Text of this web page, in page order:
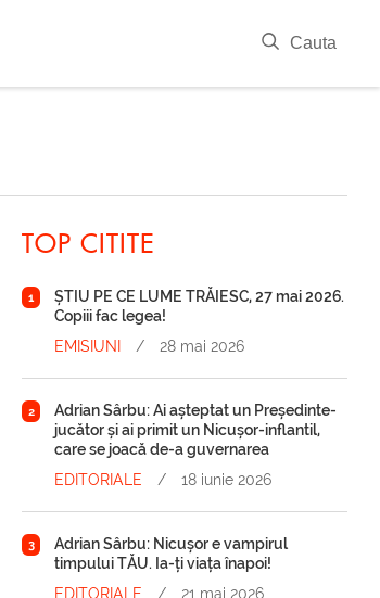
Cauta
TOP CITITE
1
ȘTIU PE CE LUME TRĂIESC, 27 mai 2026.
Copiii fac legea!
EMISIUNI
/ 28 mai 2026
2
Adrian Sârbu: Ai așteptat un Președinte-
jucător și ai primit un Nicușor-inflantil,
care se joacă de-a guvernarea
EDITORIALE
/ 18 iunie 2026
3
Adrian Sârbu: Nicușor e vampirul
timpului TĂU. Ia-ți viața înapoi!
EDITORIALE
/ 21 mai 2026